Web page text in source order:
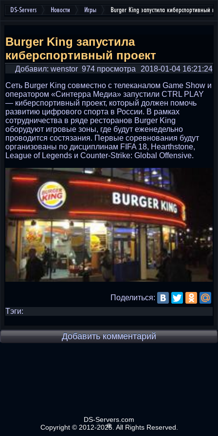
DS-Servers Новости Игры Burger King запустила киберспортивный
Burger King запустила
киберспортивный проект
Добавил: wenstor 2018-01-04 16:21:24
974 просмотра
Сеть Burger King совместно с телеканалом Game Show и
оператором «Синтерра Медиа» запустили CTRL PLAY
— киберспортивный проект, который должен помочь
развитию цифрового спорта в России. В рамках
сотрудничества в ряде ресторанов Burger King
оборудуют игровые зоны, где будут еженедельно
проводится состязания. Первые соревнования будут
организованы по дисциплинам FIFA 18, Hearthstone,
League of Legends и Counter-Strike: Global Offensive.
Поделиться:
Тэги:
Добавить комментарий
DS-Servers.com
Copyright © 2012-2025. All Rights Reserved.